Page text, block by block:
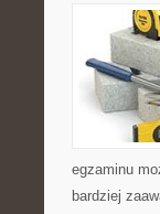
egzaminu
bardziej